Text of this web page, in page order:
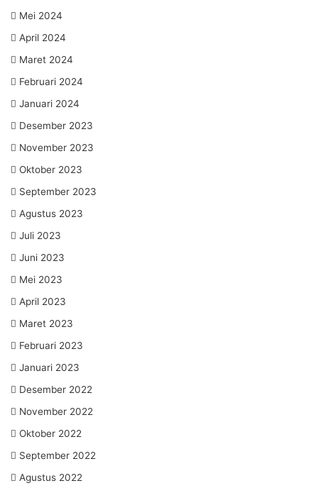
Mei 2024
April 2024
Maret 2024
Februari 2024
Januari 2024
Desember 2023
November 2023
Oktober 2023
September 2023
Agustus 2023
Juli 2023
Juni 2023
Mei 2023
April 2023
Maret 2023
Februari 2023
Januari 2023
Desember 2022
November 2022
Oktober 2022
September 2022
Agustus 2022